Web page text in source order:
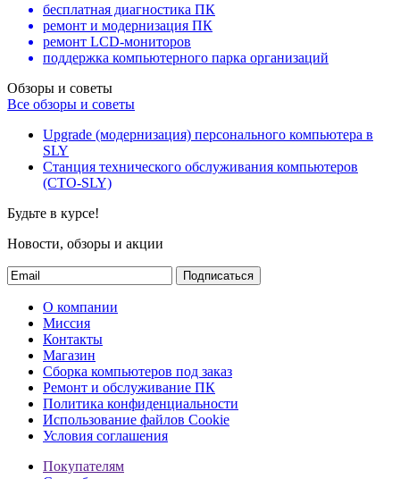
бесплатная диагностика ПК
ремонт и модернизация ПК
ремонт LCD-мониторов
поддержка компьютерного парка организаций
Обзоры и советы
Все обзоры и советы
Upgrade (модернизация) персонального компьютера в
SLY
Станция технического обслуживания компьютеров
(СТО-SLY)
Будьте в курсе!
Новости, обзоры и акции
Подписаться
О компании
Миссия
Контакты
Магазин
Сборка компьютеров под заказ
Ремонт и обслуживание ПК
Политика конфиденциальности
Использование файлов Cookie
Условия соглашения
Покупателям